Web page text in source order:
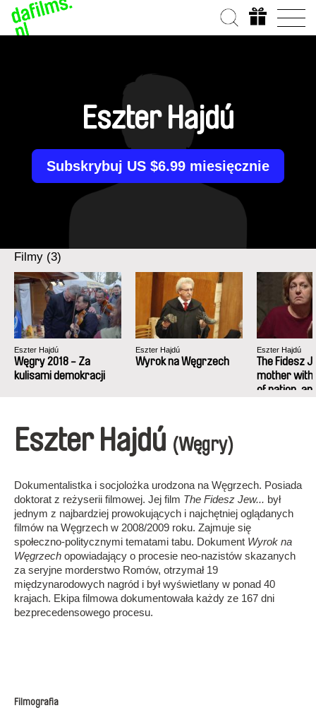
Eszter Hajdú
Subskrybuj US $6.99 miesięcznie
Filmy (3)
Eszter Hajdú
Węgry 2018 - Za
kulisami demokracji
Eszter Hajdú
Wyrok na Węgrzech
Eszter Hajdú
The Fidesz
mother with
of nation,
Eszter Hajdú (Węgry)
Dokumentalistka i socjolożka urodzona na Węgrzech. Posiada
doktorat z reżyserii filmowej. Jej film The Fidesz Jew... był
jednym z najbardziej prowokujących i najchętniej oglądanych
filmów na Węgrzech w 2008/2009 roku. Zajmuje się
społeczno-politycznymi tematami tabu. Dokument Wyrok na
Węgrzech opowiadający o procesie neo-nazistów skazanych
za seryjne morderstwo Romów, otrzymał 19
międzynarodowych nagród i był wyświetlany w ponad 40
krajach. Ekipa filmowa dokumentowała każdy ze 167 dni
bezprecedensowego procesu.
Filmografia